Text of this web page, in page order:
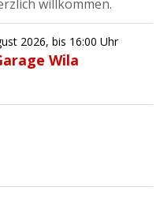
willkommen.
2026, bis 16:00 Uhr
Wila